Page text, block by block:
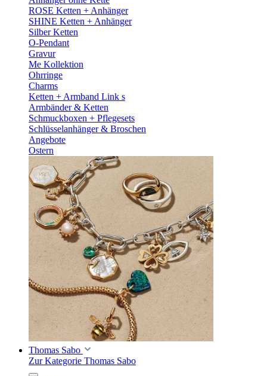
ROSE Ketten + Anhänger
SHINE Ketten + Anhänger
Silber Ketten
O-Pendant
Gravur
Me Kollektion
Ohrringe
Charms
Ketten + Armband Link s
Armbänder & Ketten
Schmuckboxen + Pflegesets
Schlüsselanhänger & Broschen
Angebote
Ostern
Thomas Sabo
Zur Kategorie Thomas Sabo